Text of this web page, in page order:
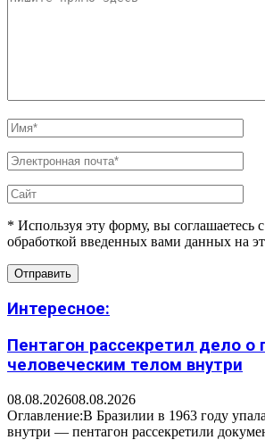
* Используя эту форму, вы соглашаетесь
обработкой введенных вами данных на
Интересное:
Пентагон рассекретил дело
человеческим телом внутри
08.08.202608.08.2026
Оглавление:В Бразилии в 1963 году
внутри — пентагон рассекретили